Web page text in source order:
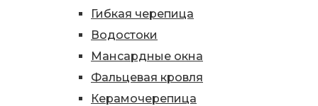
Гибкая черепица
Водостоки
Мансардные окна
Фальцевая кровля
Керамочерепица